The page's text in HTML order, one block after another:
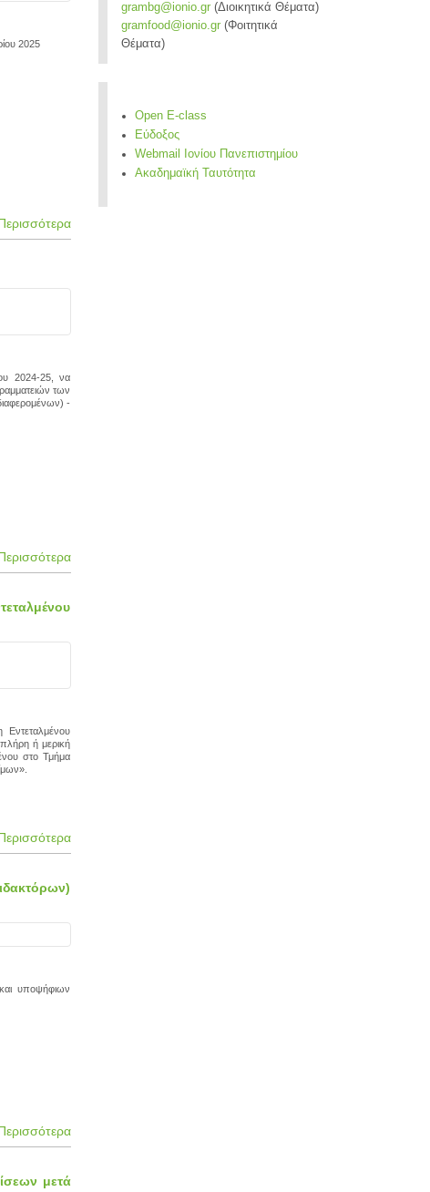
2025
2024-25, να
των
-
Εντεταλμένου
ή μερική
στο Τμήμα
υποψήφιων
μετά
grambg@ionio.gr(Διοικητικά Θέματα)
gramfood@ionio.gr(Φοιτητικά
Θέματα)
Open E-class
Εύδοξος
Webmail Ιονίου Πανεπιστημίου
Ακαδημαϊκή Ταυτότητα